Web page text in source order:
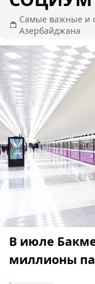
Самые важные и
Азербайджана
В июле
миллионы